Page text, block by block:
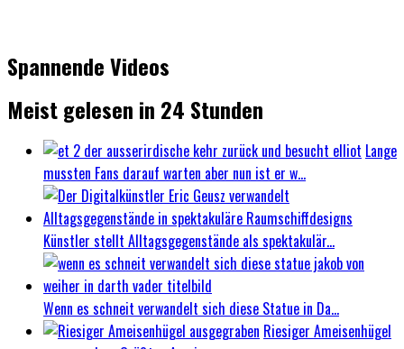
Spannende Videos
Meist gelesen in 24 Stunden
Lange
mussten Fans darauf warten aber nun ist er w...
Künstler stellt Alltagsgegenstände als spektakulär...
Wenn es schneit verwandelt sich diese Statue in Da...
Riesiger Ameisenhügel